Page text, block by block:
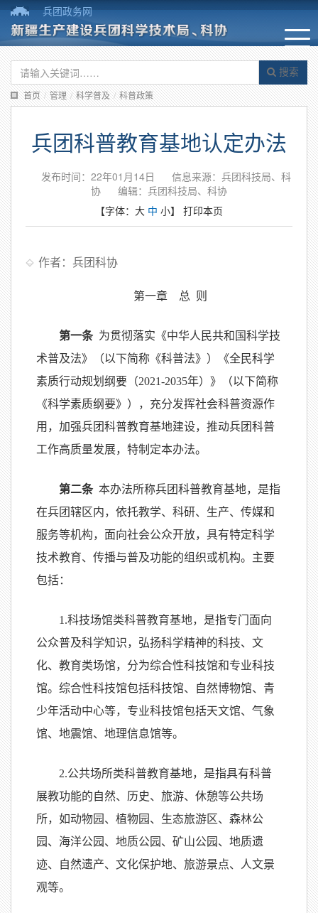
兵团政务网
搜索
首页 / 管理 / 科学普及 / 科普政策
兵团科普教育基地认定办法
发布时间：22年01月14日
信息来源：兵团科技局、科
协
编辑：兵团科技局、科协
【字体： 大 中 小】 打印本页
作者：兵团科协
第一章 总 则
第一条为贯彻落实《中华人民共和国科学技
术普及法》（以下简称《科普法》）《全民科学
素质行动规划纲要（2021-2035年）》（以下简称
《科学素质纲要》），充分发挥社会科普资源作
用，加强兵团科普教育基地建设，推动兵团科普
工作高质量发展，特制定本办法。
第二条本办法所称兵团科普教育基地，是指
在兵团辖区内，依托教学、科研、生产、传媒和
服务等机构，面向社会公众开放，具有特定科学
技术教育、传播与普及功能的组织或机构。主要
包括：
1.科技场馆类科普教育基地，是指专门面向
公众普及科学知识，弘扬科学精神的科技、文
化、教育类场馆，分为综合性科技馆和专业科技
馆。综合性科技馆包括科技馆、自然博物馆、青
少年活动中心等，专业科技馆包括天文馆、气象
馆、地震馆、地理信息馆等。
2.公共场所类科普教育基地，是指具有科普
展教功能的自然、历史、旅游、休憩等公共场
所，如动物园、植物园、生态旅游区、森林公
园、海洋公园、地质公园、矿山公园、地质遗
迹、自然遗产、文化保护地、旅游景点、人文景
观等。